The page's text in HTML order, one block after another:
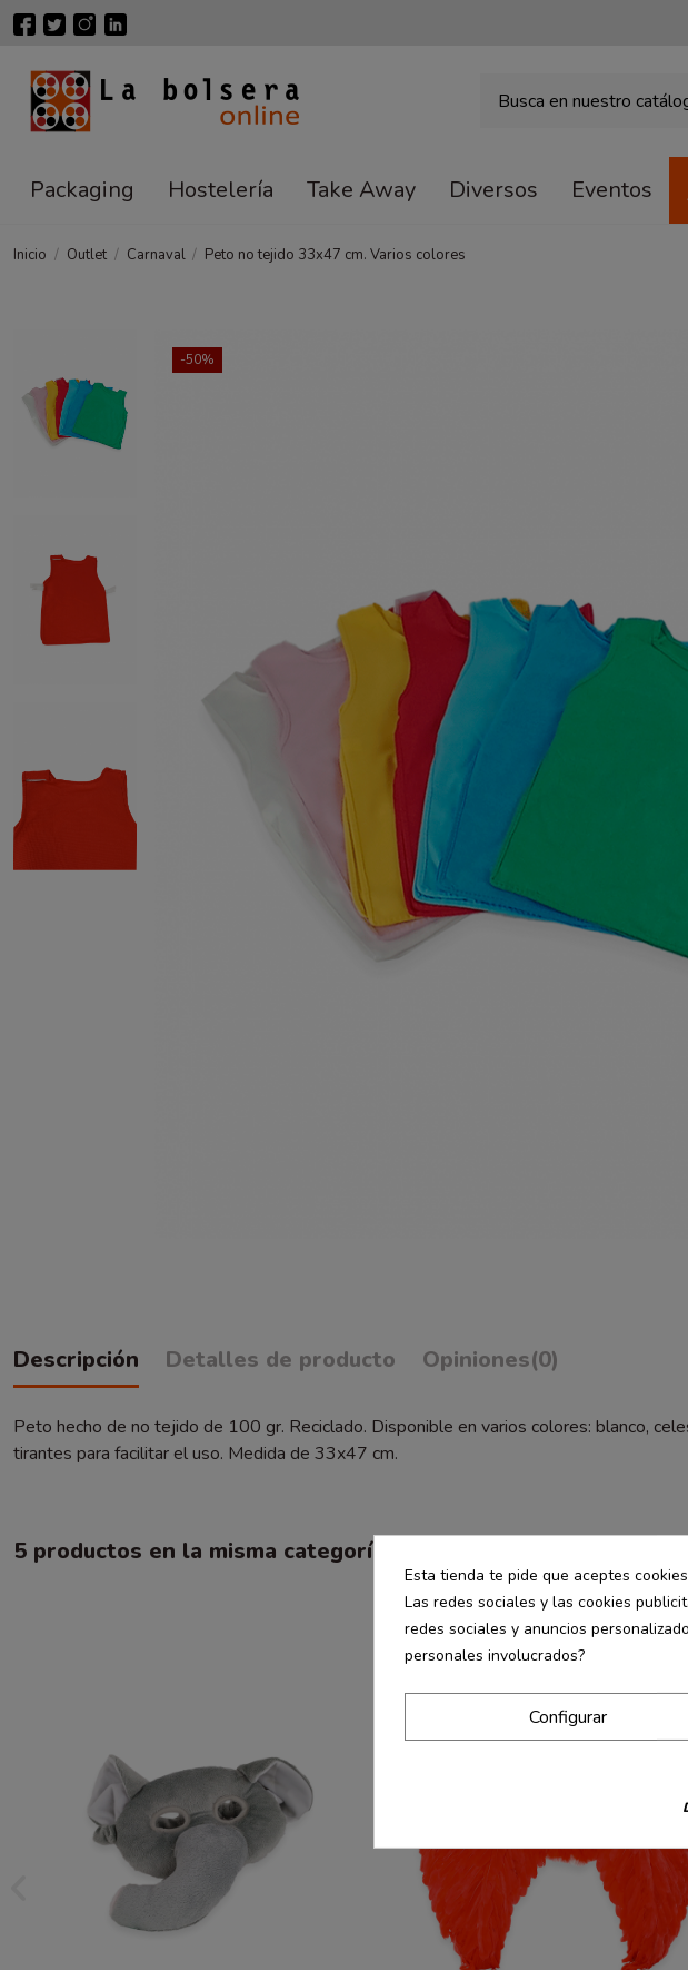
Packaging Hostelería Take Away Diversos Eventos
Inicio Outlet Carnaval Peto no tejido 33x47 cm. Varios colores
-50%
Descripción Detalles de producto Opiniones(0)
Peto hecho de no tejido de 100 gr. Reciclado. Disponible en varios colores: blanco,
tirantes para facilitar el uso. Medida de 33x47 cm.
5 productos en la misma categoría:
Esta tienda te pide que aceptes
Las redes sociales y las cookies
redes sociales y anuncios
personales involucrados?
Configurar